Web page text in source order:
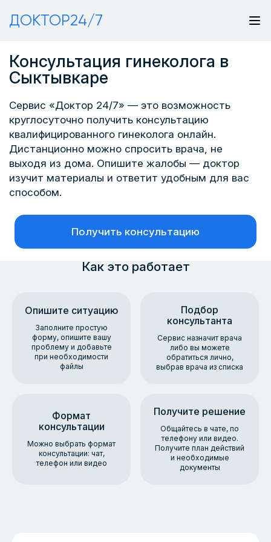
ДОКТОР24/7
Консультация гинеколога в
Сыктывкаре
Сервис «Доктор 24/7» — это возможность
круглосуточно получить консультацию
квалифицированного гинеколога онлайн.
Дистанционно можно спросить врача, не
выходя из дома. Опишите жалобы — доктор
изучит материалы и ответит удобным для вас
способом.
Получить консультацию
Как это работает
Опишите ситуацию
Заполните простую
форму, опишите вашу
проблему и добавьте
при необходимости
файлы
Подбор
консультанта
Сервис назначит врача
либо вы можете
обратиться лично,
выбрав врача из списка
Формат
консультации
Можно выбрать формат
консультации: чат,
телефон или видео
Получите решение
Общайтесь в чате, по
телефону или видео.
Получите план действий
и необходимые
документы